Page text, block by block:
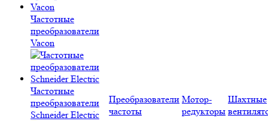
Частотные
преобразователи
Vacon
Частотные
преобразователи
Schneider Electric
Преобразователи
частоты
Мотор-
редукторы
Шахтные